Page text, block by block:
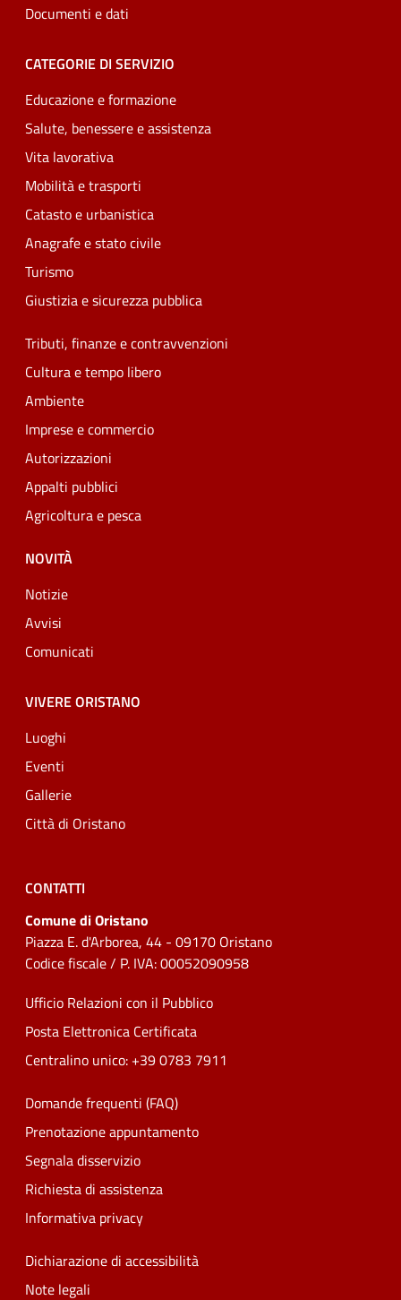
Documenti e dati
CATEGORIE DI SERVIZIO
Educazione e formazione
Salute, benessere e assistenza
Vita lavorativa
Mobilità e trasporti
Catasto e urbanistica
Anagrafe e stato civile
Turismo
Giustizia e sicurezza pubblica
Tributi, finanze e contravvenzioni
Cultura e tempo libero
Ambiente
Imprese e commercio
Autorizzazioni
Appalti pubblici
Agricoltura e pesca
NOVITÀ
Notizie
Avvisi
Comunicati
VIVERE ORISTANO
Luoghi
Eventi
Gallerie
Città di Oristano
CONTATTI
Comune di Oristano
Piazza E. d'Arborea, 44 - 09170 Oristano
Codice fiscale / P. IVA: 00052090958
Ufficio Relazioni con il Pubblico
Posta Elettronica Certificata
Centralino unico: +39 0783 7911
Domande frequenti (FAQ)
Prenotazione appuntamento
Segnala disservizio
Richiesta di assistenza
Informativa privacy
Dichiarazione di accessibilità
Note legali